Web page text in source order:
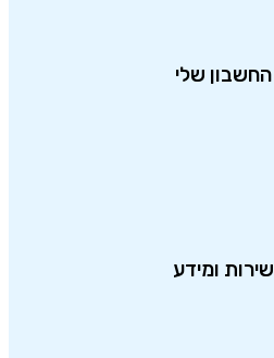
החשבון שלי
שירות ומידע